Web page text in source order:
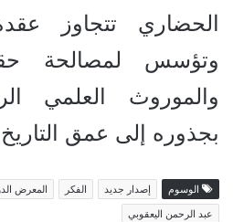
الحضاري تتجاوز
وتؤسس لمصالحة
والموروث العلمي
بجذوره إلى عمق
الوسوم إصدار جديد الفكر المعرض
عبد الرحمن اليعقوبي